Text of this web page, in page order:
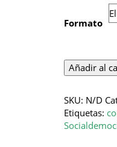
Formato
Dos
tácticas
la
en
Añadir al
SKU: N/D
Etiquetas: